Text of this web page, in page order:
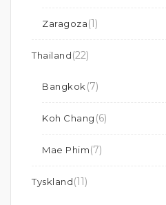
Zaragoza(1)
Thailand(22)
Bangkok (7)
Koh Chang (6)
Mae Phim(7)
Tyskland(11)